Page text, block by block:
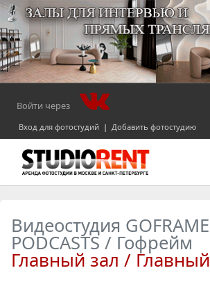
Войти через
Вход для фотостудий | Добавить фотостудию
Видеостудия GOFRAME
PODCASTS / Гофрейм
Главный зал /